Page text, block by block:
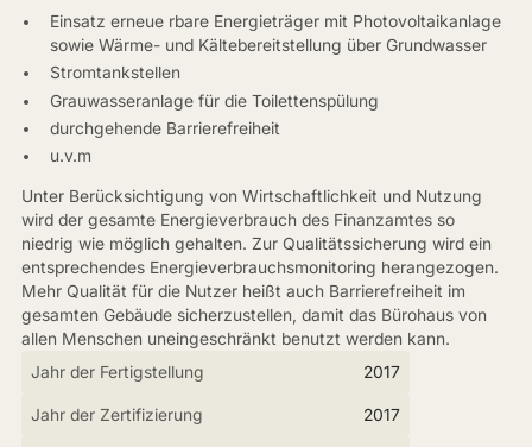
Einsatz erneue rbare Energieträger mit Photovoltaikanlage
sowie Wärme- und Kältebereitstellung über Grundwasser
Stromtankstellen
Grauwasseranlage für die Toilettenspülung
durchgehende Barrierefreiheit
u.v.m
Unter Berücksichtigung von Wirtschaftlichkeit und Nutzung
wird der gesamte Energieverbrauch des Finanzamtes so
niedrig wie möglich gehalten. Zur Qualitätssicherung wird ein
entsprechendes Energieverbrauchsmonitoring herangezogen.
Mehr Qualität für die Nutzer heißt auch Barrierefreiheit im
gesamten Gebäude sicherzustellen, damit das Bürohaus von
allen Menschen uneingeschränkt benutzt werden kann.
Jahr der Fertigstellung
2017
Jahr der Zertifizierung 2017